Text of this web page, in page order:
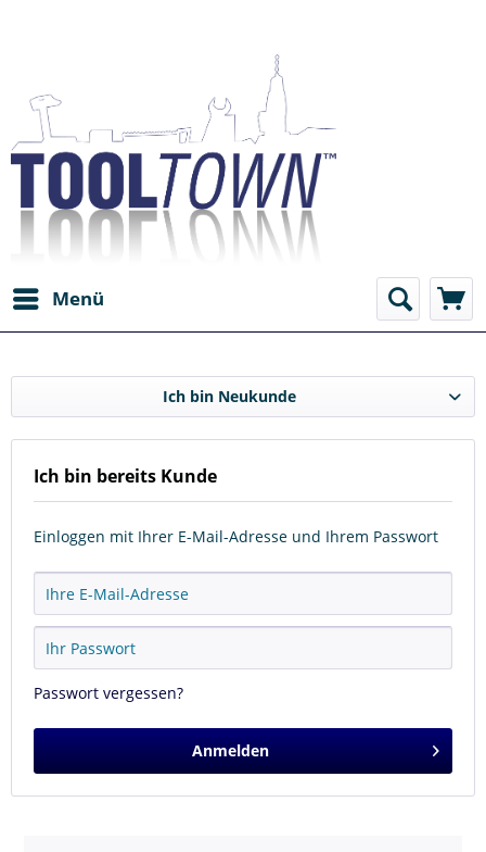
Menü
Ich bin Neukunde
Ich bin bereits Kunde
Einloggen mit Ihrer E-Mail-Adresse und Ihrem Passwort
Passwort vergessen?
Anmelden